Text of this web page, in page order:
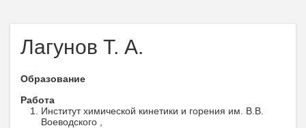
Лагунов Т. А.
Образование
Работа
Институт химической кинетики и горения им. В.В.
Воеводского ,